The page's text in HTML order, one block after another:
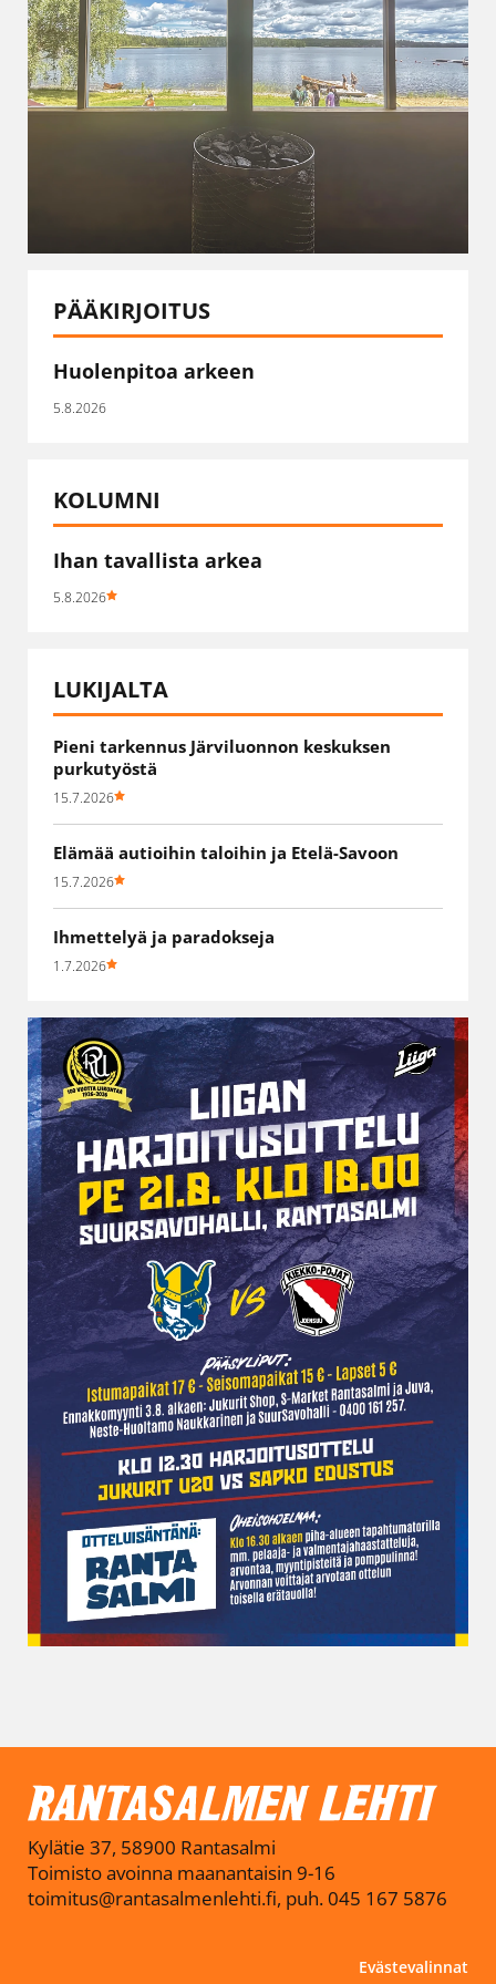
PÄÄKIRJOITUS
Huolenpitoa arkeen
5.8.2026
KOLUMNI
Ihan tavallista arkea
5.8.2026
LUKIJALTA
Pieni tarkennus Järviluonnon keskuksen
purkutyöstä
15.7.2026
Elämää autioihin taloihin ja Etelä-Savoon
15.7.2026
Ihmettelyä ja paradokseja
1.7.2026
Kylätie 37, 58900 Rantasalmi
Toimisto avoinna maanantaisin 9-16
toimitus@rantasalmenlehti.fi, puh. 045 167 5876
Evästevalinnat